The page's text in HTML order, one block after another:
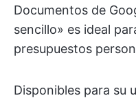
Documentos de
sencillo» es ideal
presupuestos
Disponibles para su